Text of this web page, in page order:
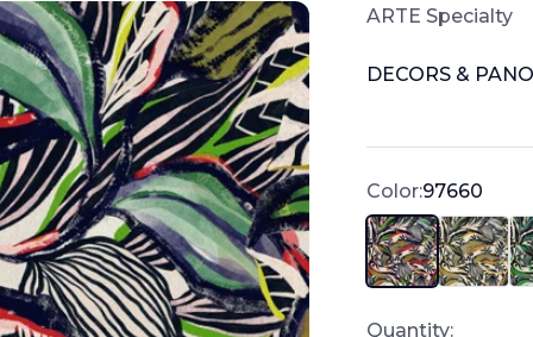
ARTE Specialty
DECORS &
Color:97660
97660 97661
Quantity: